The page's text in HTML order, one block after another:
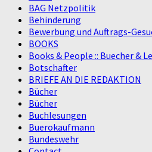
BAG Netzpolitik
Behinderung
Bewerbung und Auftrags-
BOOKS
Books & People :: Buecher &
Botschafter
BRIEFE AN DIE REDAKTION
Bücher
Bücher
Buchlesungen
Buerokaufmann
Bundeswehr